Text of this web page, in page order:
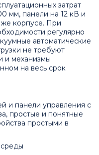
затрат
мм, панели на 12 кВ и
корпусе. При
регулярно
автоматические
не требуют
и механизмы
на весь срок
и панели управления с
простые и понятные
простыми в